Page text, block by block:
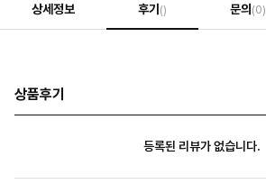
상세정보 후기 () 문의 (0)
상품후기
등록된 리뷰가 없습니다.